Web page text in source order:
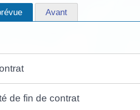
Avant
de fin de contrat